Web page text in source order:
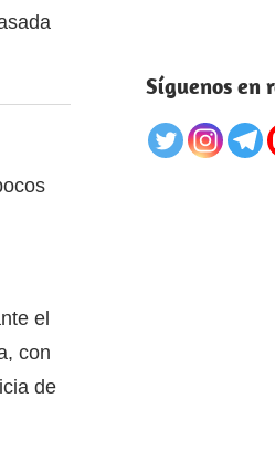
el
con
de
Síguenos en